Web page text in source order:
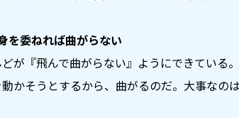
を委ねれば曲がらない
が『飛んで曲がらない』ようにできている
かそうとするから、曲がるのだ。大事なの